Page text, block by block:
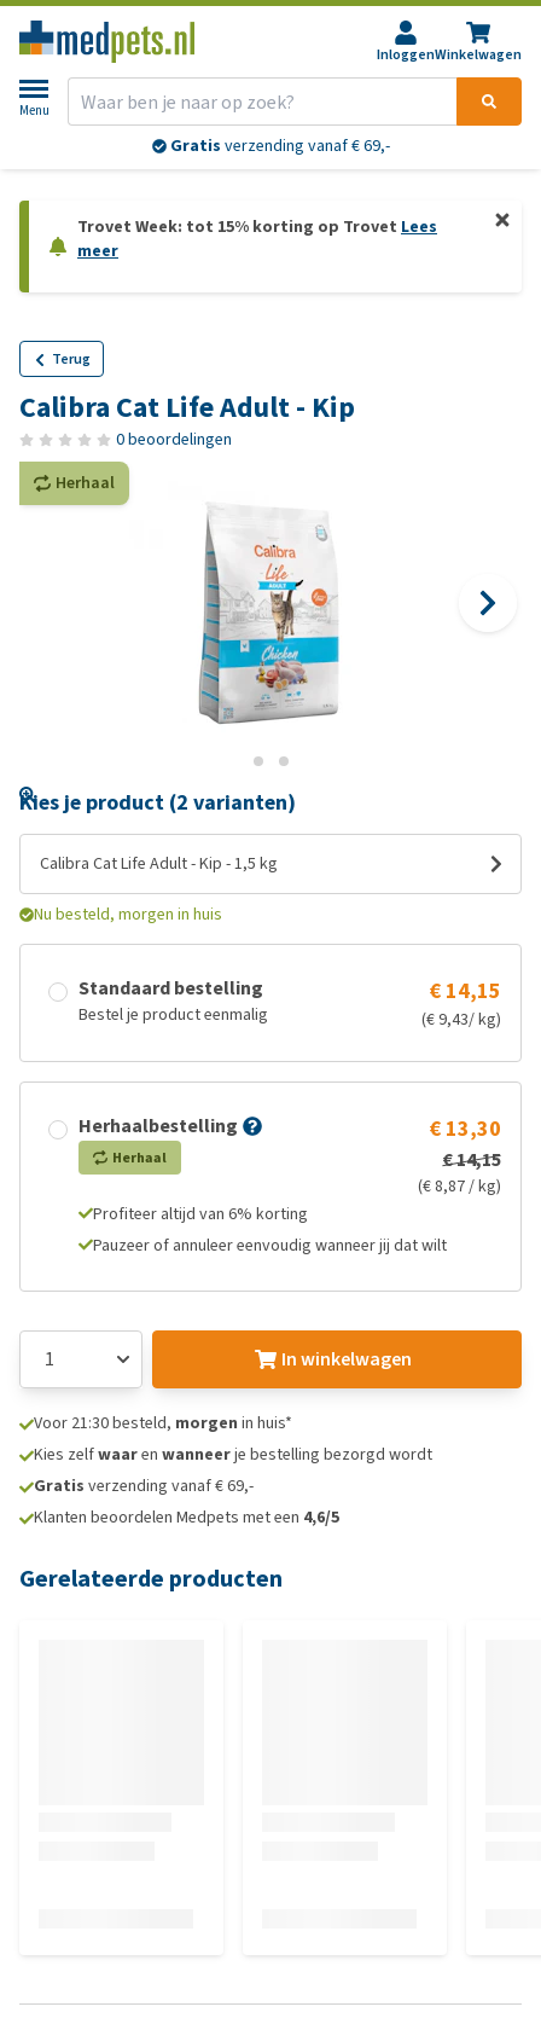
InloggenWinkelwagen
Menu
Gratis verzending vanaf € 69,-
Trovet Week: tot 15% korting op Trovet Lees
meer
Terug
Calibra Cat Life Adult - Kip
0 beoordelingen
Herhaal
Kies je product (2 varianten)
Calibra Cat Life Adult - Kip - 1,5 kg
Nu besteld, morgen in huis
Standaard bestelling
Bestel je product eenmalig
€ 14,15
(€ 9,43/ kg)
Herhaalbestelling
Herhaal
€ 13,30
€ 14,15
(€ 8,87 / kg)
Profiteer altijd van 6% korting
Pauzeer of annuleer eenvoudig wanneer jij dat wilt
In winkelwagen
Voor 21:30 besteld, morgen in huis*
Kies zelfwaaren wanneerje bestelling bezorgd wordt
Gratis verzending vanaf € 69,-
Klanten beoordelen Medpets met een 4,6/5
Gerelateerde producten